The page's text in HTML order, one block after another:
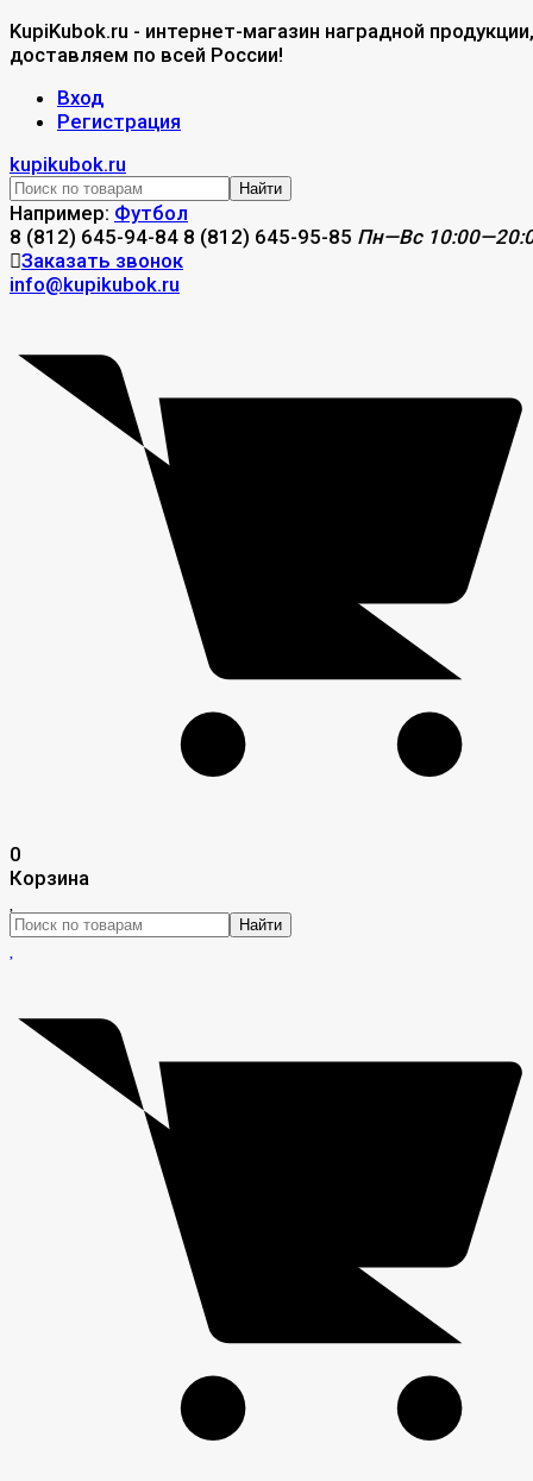
KupiKubok.ru - интернет-магазин наградной продукции,
доставляем по всей России!
Вход
Регистрация
kupikubok.ru
Найти
Например: Футбол
8 (812) 645-94-84 8 (812) 645-95-85 Пн—Вс
Заказать звонок
info@kupikubok.ru
0
Корзина
Найти